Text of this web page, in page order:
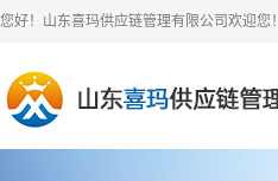
您好！山东喜玛供应链管理有限公司欢迎您！